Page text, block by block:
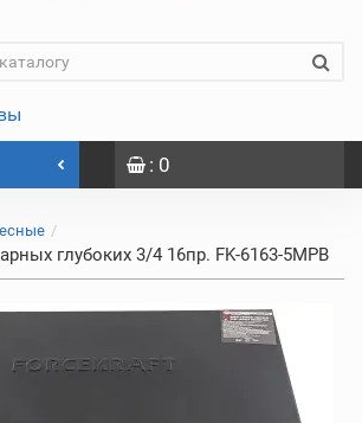
: 0
глубоких 3/4 16пр. FK-6163-5MPB